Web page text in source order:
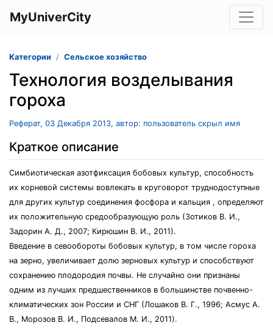
MyUniverCity
Категории Сельское хозяйство
Технология возделывания
гороха
Реферат, 03 Декабря 2013, автор: пользователь скрыл имя
Краткое описание
Симбиотическая азотфиксация бобовых культур, способность
их корневой системы вовлекать в круговорот труднодоступные
для других культур соединения фосфора и кальция , определяют
их положительную средообразующую роль (Зотиков В. И.,
Задорин А. Д., 2007; Кирюшин В. И., 2011).
Введение в севообороты бобовых культур, в том числе гороха
на зерно, увеличивает долю зерновых культур и способствуют
сохранению плодородия почвы. Не случайно они признаны
одним из лучших предшественников в большинстве почвенно-
климатических зон России и СНГ (Лошаков В. Г., 1996; Асмус А.
В., Морозов В. И., Подсевалов М. И., 2011).